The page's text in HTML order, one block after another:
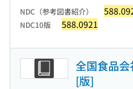
NDC（参考図書紹介）
NDC10版 588.0921
全国食品
[版]